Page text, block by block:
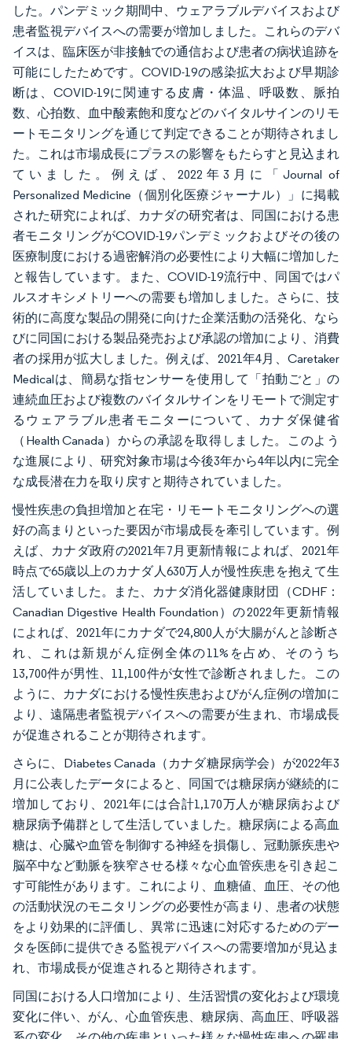
した。パンデミック期間中、ウェアラブルデバイスおよび
患者監視デバイスへの需要が増加しました。これらのデバ
イスは、臨床医が非接触での通信および患者の病状追跡を
可能にしたためです。COVID-19の感染拡大および早期診
断は、COVID-19に関連する皮膚・体温、呼吸数、脈拍
数、心拍数、血中酸素飽和度などのバイタルサインのリモ
ートモニタリングを通じて判定できることが期待されまし
た。これは市場成長にプラスの影響をもたらすと見込まれ
ていました。例えば、2022年3月に「Journal of
Personalized Medicine（個別化医療ジャーナル）」に掲載
された研究によれば、カナダの研究者は、同国における患
者モニタリングがCOVID-19パンデミックおよびその後の
医療制度における過密解消の必要性により大幅に増加した
と報告しています。また、COVID-19流行中、同国ではパ
ルスオキシメトリーへの需要も増加しました。さらに、技
術的に高度な製品の開発に向けた企業活動の活発化、なら
びに同国における製品発売および承認の増加により、消費
者の採用が拡大しました。例えば、2021年4月、Caretaker
Medicalは、簡易な指センサーを使用して「拍動ごと」の
連続血圧および複数のバイタルサインをリモートで測定す
るウェアラブル患者モニターについて、カナダ保健省
（Health Canada）からの承認を取得しました。このよう
な進展により、研究対象市場は今後3年から4年以内に完全
な成長潜在力を取り戻すと期待されていました。
慢性疾患の負担増加と在宅・リモートモニタリングへの選
好の高まりといった要因が市場成長を牽引しています。例
えば、カナダ政府の2021年7月更新情報によれば、2021年
時点で65歳以上のカナダ人630万人が慢性疾患を抱えて生
活していました。また、カナダ消化器健康財団（CDHF：
Canadian Digestive Health Foundation）の2022年更新情報
によれば、2021年にカナダで24,800人が大腸がんと診断さ
れ、これは新規がん症例全体の11%を占め、そのうち
13,700件が男性、11,100件が女性で診断されました。この
ように、カナダにおける慢性疾患およびがん症例の増加に
より、遠隔患者監視デバイスへの需要が生まれ、市場成長
が促進されることが期待されます。
さらに、Diabetes Canada（カナダ糖尿病学会）が2022年3
月に公表したデータによると、同国では糖尿病が継続的に
増加しており、2021年には合計1,170万人が糖尿病および
糖尿病予備群として生活していました。糖尿病による高血
糖は、心臓や血管を制御する神経を損傷し、冠動脈疾患や
脳卒中など動脈を狭窄させる様々な心血管疾患を引き起こ
す可能性があります。これにより、血糖値、血圧、その他
の活動状況のモニタリングの必要性が高まり、患者の状態
をより効果的に評価し、異常に迅速に対応するためのデー
タを医師に提供できる監視デバイスへの需要増加が見込ま
れ、市場成長が促進されると期待されます。
同国における人口増加により、生活習慣の変化および環境
変化に伴い、がん、心血管疾患、糖尿病、高血圧、呼吸器